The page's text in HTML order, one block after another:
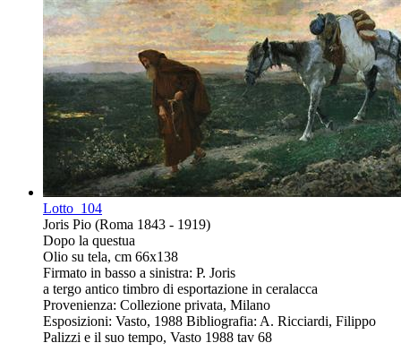
Lotto 104
Joris Pio (Roma 1843 - 1919)
Dopo la questua
Olio su tela, cm 66x138
Firmato in basso a sinistra: P. Joris
a tergo antico timbro di esportazione in ceralacca
Provenienza: Collezione privata, Milano
Esposizioni: Vasto, 1988 Bibliografia: A. Ricciardi, Filippo
Palizzi e il suo tempo, Vasto 1988 tav 68